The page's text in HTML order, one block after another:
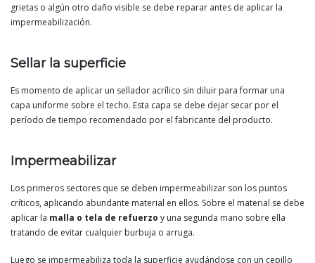
grietas o algún otro daño visible se debe reparar antes de aplicar la
impermeabilización.
Sellar la superficie
Es momento de aplicar un sellador acrílico sin diluir para formar una
capa uniforme sobre el techo. Esta capa se debe dejar secar por el
período de tiempo recomendado por el fabricante del producto.
Impermeabilizar
Los primeros sectores que se deben impermeabilizar son los puntos
críticos, aplicando abundante material en ellos. Sobre el material se debe
aplicar la malla o tela de refuerzo y una segunda mano sobre ella
tratando de evitar cualquier burbuja o arruga.
Luego se impermeabiliza toda la superficie ayudándose con un cepillo